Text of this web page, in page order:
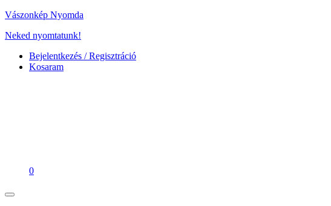
Vászonkép Nyomda
Neked nyomtatunk!
Bejelentkezés / Regisztráció
Kosaram
0